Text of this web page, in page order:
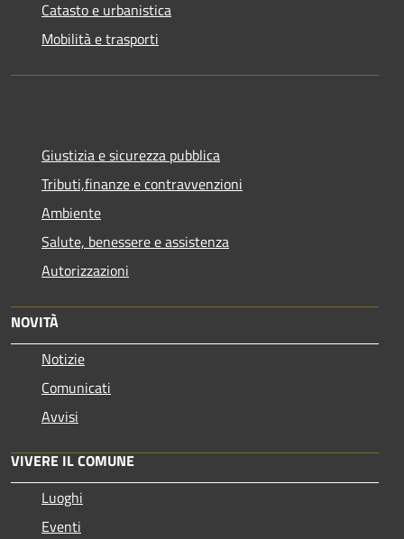
Catasto e urbanistica
Mobilità e trasporti
Giustizia e sicurezza pubblica
Tributi,finanze e contravvenzioni
Ambiente
Salute, benessere e assistenza
Autorizzazioni
NOVITÀ
Notizie
Comunicati
Avvisi
VIVERE IL COMUNE
Luoghi
Eventi